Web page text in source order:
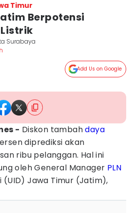
Timur
Berpotensi
Surabaya
Add Us on Google
- Diskon tambahdaya
diprediksi akan
ribu pelanggan. Hal ini
oleh General Manager PLN
(UID) Jawa Timur (Jatim),